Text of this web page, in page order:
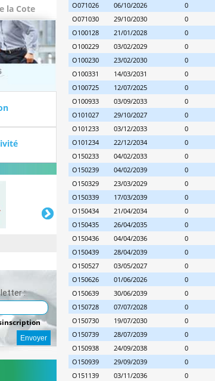
la Cote
:
O071026
06/10/2026 0
O071030
29/10/2030 0
O100128
21/01/2028 0
O100229
03/02/2029 0
O100230
23/02/2030 0
O100331
14/03/2031 0
O100725
12/07/2025 0
O100933
03/09/2033 0
O101027
29/10/2027 0
O101233
03/12/2033 0
O101234
22/12/2034 0
O150233
04/02/2033 0
O150239
04/02/2039 0
O150329
23/03/2029 0
O150339
17/03/2039 0
O150434
21/04/2034 0
O150435
26/04/2035 0
O150436
04/04/2036 0
O150439
28/04/2039 0
O150527
03/05/2027 0
O150626
01/06/2026 0
O150639
30/06/2039 0
O150728
07/07/2028 0
O150730
19/07/2030 0
O150739
28/07/2039 0
O150938
24/09/2038 0
O150939
29/09/2039 0
O151139
03/11/2036 0